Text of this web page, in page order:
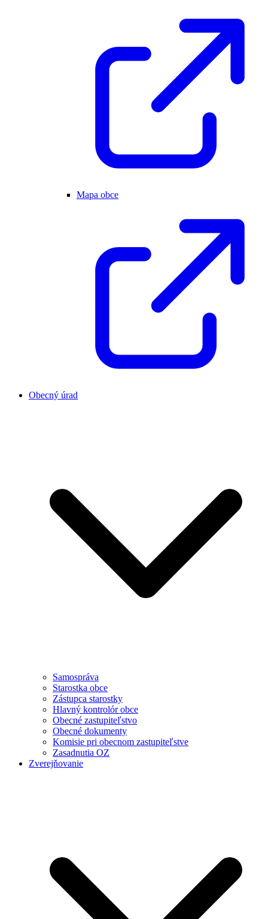
Mapa obce
Obecný úrad
Samospráva
Starostka obce
Zástupca starostky
Hlavný kontrolór obce
Obecné zastupiteľstvo
Obecné dokumenty
Komisie pri obecnom zastupiteľstve
Zasadnutia OZ
Zverejňovanie